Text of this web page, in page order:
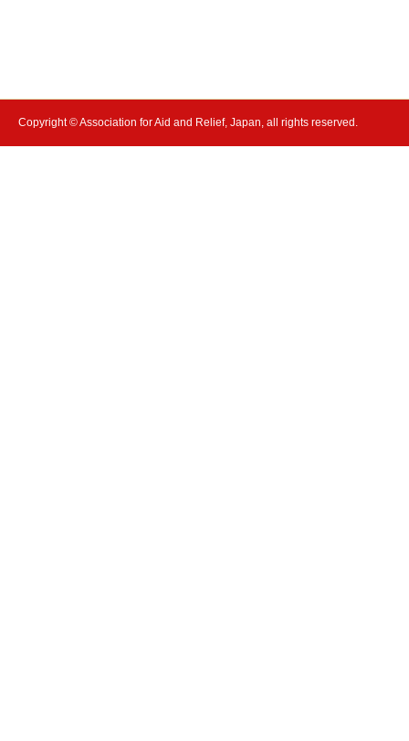
Copyright © Association for Aid and Relief, Japan, all rights reserved.